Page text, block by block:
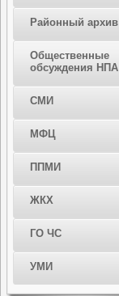
Районный архив
Общественные
обсуждения НПА
СМИ
МФЦ
ППМИ
ЖКХ
ГО ЧС
УМИ